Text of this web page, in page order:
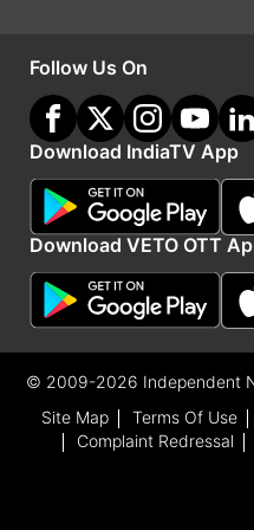
आप अपने शहर केपेट्रोल-
के जरिए भी चेक कर सकते
उपभोक्ता RSP<डीलर
नंबर पर व एचपीसीएल
<डीलर कोड> लिखकर
हैं। बीपीसीएल (BPCL)
Follow Us On
Download IndiaTV App
Download VETO OTT
© 2009-2026 Independent
Site Map
Terms Of Use
Complaint Redressal